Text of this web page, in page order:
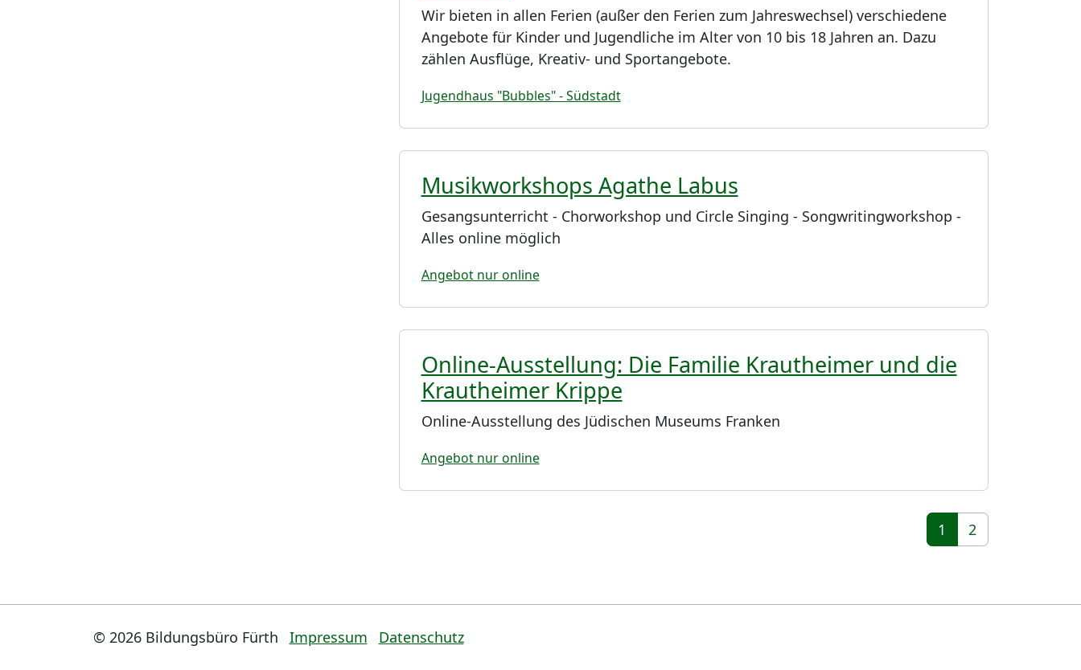
Wir bieten in allen Ferien (außer den Ferien zum Jahreswechsel) verschiedene
Angebote für Kinder und Jugendliche im Alter von 10 bis 18 Jahren an. Dazu
zählen Ausflüge, Kreativ- und Sportangebote.
Jugendhaus "Bubbles" - Südstadt
Musikworkshops Agathe Labus
Gesangsunterricht - Chorworkshop und Circle Singing - Songwritingworkshop -
Alles online möglich
Angebot nur online
Online-Ausstellung: Die Familie Krautheimer und die
Krautheimer Krippe
Online-Ausstellung des Jüdischen Museums Franken
Angebot nur online
1
2
© 2026 Bildungsbüro Fürth Impressum Datenschutz